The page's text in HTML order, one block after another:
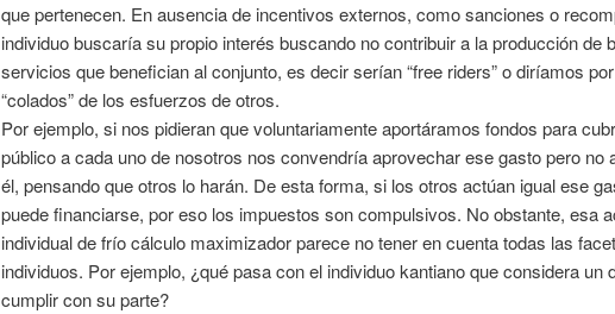
que pertenecen. En ausencia de incentivos externos, como sanciones o
individuo buscaría su propio interés buscando no contribuir a la producción de
servicios que benefician al conjunto, es decir serían “free riders” o diríamos
“colados” de los esfuerzos de otros.
Por ejemplo, si nos pidieran que voluntariamente aportáramos fondos para
público a cada uno de nosotros nos convendría aprovechar ese gasto pero no
él, pensando que otros lo harán. De esta forma, si los otros actúan igual ese
puede financiarse, por eso los impuestos son compulsivos. No obstante, esa
individual de frío cálculo maximizador parece no tener en cuenta todas las
individuos. Por ejemplo, ¿qué pasa con el individuo kantiano que considera un
cumplir con su parte?